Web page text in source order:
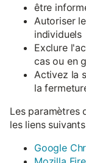
être
Autoriser
individuels
Exclure
cas ou en
Activez la
la
Les paramètres
les liens
Google